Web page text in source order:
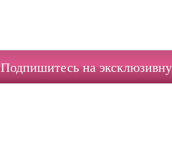
Подпишитесь на